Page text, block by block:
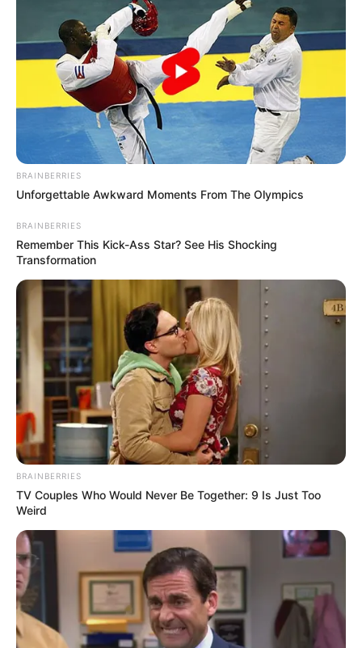
BRAINBERRIES
Unforgettable Awkward Moments From The Olympics
BRAINBERRIES
Remember This Kick-Ass Star? See His Shocking
Transformation
BRAINBERRIES
TV Couples Who Would Never Be Together: 9 Is Just Too
Weird